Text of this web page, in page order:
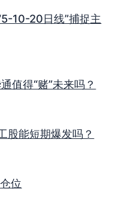
10-20日线”捕捉主
值得“赌”未来吗？
股能短期爆发吗？
位